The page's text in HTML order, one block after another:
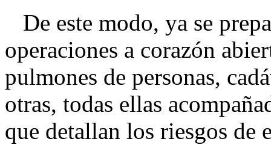
De este modo, ya se
operaciones a corazón
pulmones de personas,
otras, todas ellas
que detallan los riesgos de